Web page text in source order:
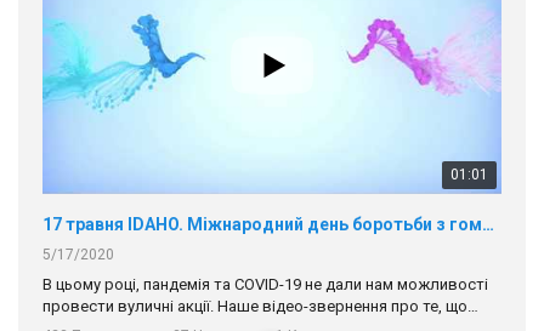
17 травня IDAHO. Міжнародний день боротьби з гомофобією трансфобією і біфобія.
В цьому році, пандемія та COVІD-19 не дали нам можливості
провести вуличні акції. Наше відео-звернення про те, що
разом. Ми закликаємо всіх хто поділяє цінності рівності та
солідарності, приєднатися до нас. Регіональні підрозділи
423 Просмотров • 37 Нравится • 1 Комментариев